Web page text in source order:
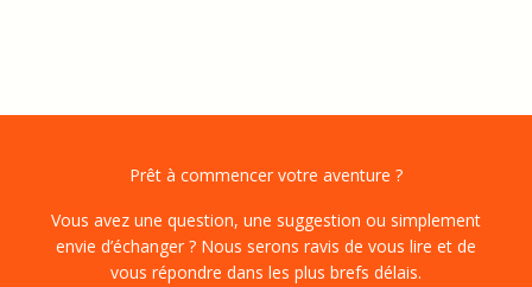
Prêt à commencer votre aventure ?
Vous avez une question, une suggestion ou simplement
envie d’échanger ? Nous serons ravis de vous lire et de
vous répondre dans les plus brefs délais.